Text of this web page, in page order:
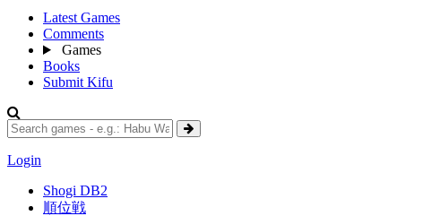
Latest Games
Comments
Games
Books
Submit Kifu
Login
Shogi DB2
順位戦